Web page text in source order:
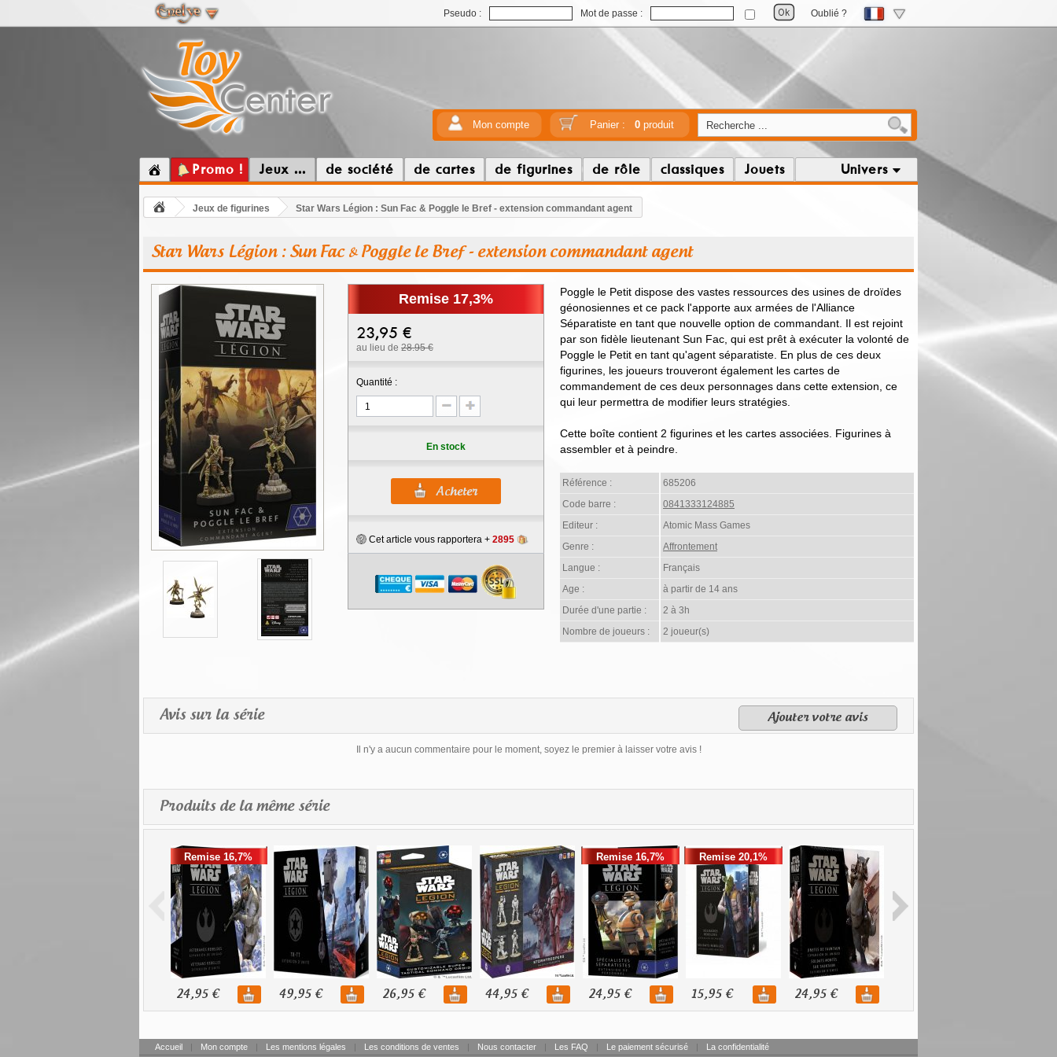
Pseudo : Mot de passe : Oublié ?
Mon compte Panier : 0produit
Promo ! Jeux ... de société de cartes de figurines de rôle classiques Jouets Univers
Jeux de figurines Star Wars Légion : Sun Fac & Poggle le Bref - extension commandant agent
Star Wars Légion : Sun Fac & Poggle le Bref - extension commandant agent
Remise 17,3%
23,95 €
au lieu de 28.95 €
Quantité :
En stock
Cet article vous rapportera + 2895
Poggle le Petit dispose des vastes ressources des usines de droïdes
géonosiennes et ce pack l'apporte aux armées de l'Alliance
Séparatiste en tant que nouvelle option de commandant. Il est rejoint
par son fidèle lieutenant Sun Fac, qui est prêt à exécuter la volonté de
Poggle le Petit en tant qu'agent séparatiste. En plus de ces deux
figurines, les joueurs trouveront également les cartes de
commandement de ces deux personnages dans cette extension, ce
qui leur permettra de modifier leurs stratégies.
Cette boîte contient 2 figurines et les cartes associées. Figurines à
assembler et à peindre.
Référence :
685206
Code barre :
0841333124885
Editeur :
Atomic Mass Games
Genre :
Affrontement
Langue :
Français
Age :
à partir de 14 ans
Durée d'une partie :
2 à 3h
Nombre de joueurs :
2 joueur(s)
Avis sur la série Ajouter votre avis
Il n'y a aucun commentaire pour le moment, soyez le premier à laisser votre avis !
Produits de la même série
Remise 16,7%
24,95 € 49,95 € 26,95 € 44,95 €
Remise 16,7%
24,95 €
Remise 20,1%
15,95 € 24,95 €
Accueil | Mon compte | Les mentions légales | Les conditions de ventes | Nous contacter | Les FAQ | Le paiement sécurisé | La confidentialité